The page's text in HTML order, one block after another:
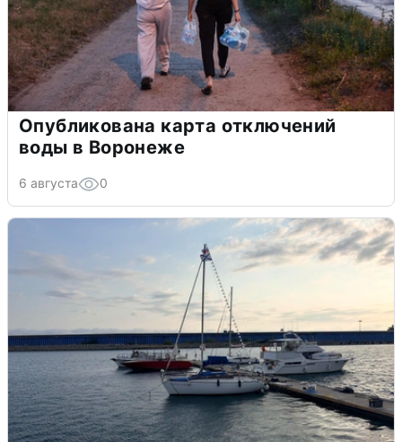
Опубликована карта отключений
воды в Воронеже
6 августа 0